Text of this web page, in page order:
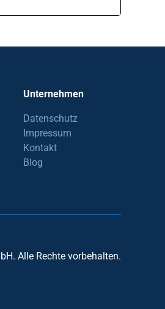
Unternehmen
Datenschutz
Impressum
Kontakt
Blog
Alle Rechte vorbehalten.